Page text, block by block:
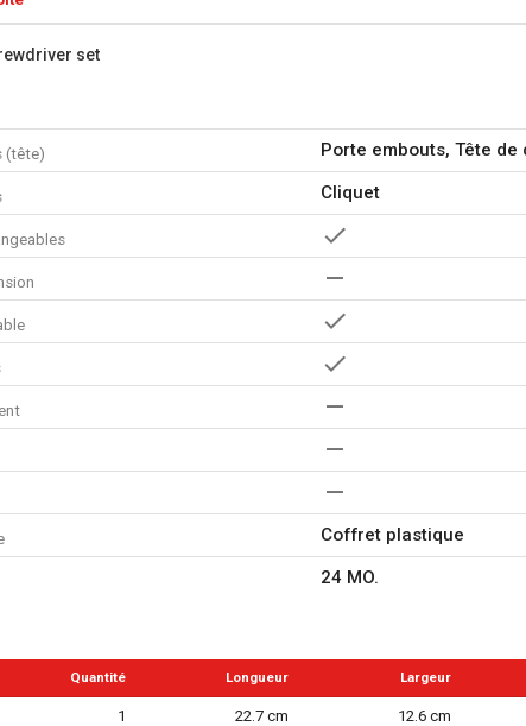
set
(tête) Porte embouts, Tête de
Cliquet
Coffret plastique
24 MO.
Quantité Longueur Largeur
1 22.7 cm 12.6 cm